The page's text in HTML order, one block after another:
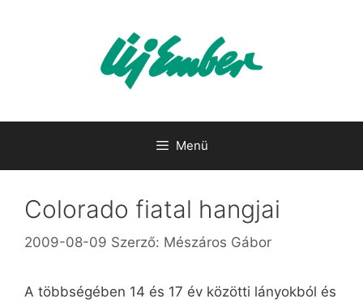
Menü
Colorado fiatal hangjai
2009-08-09 Szerző: Mészáros Gábor
A többségében 14 és 17 év közötti lányokból és